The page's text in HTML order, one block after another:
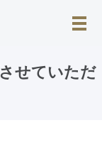
せていただ